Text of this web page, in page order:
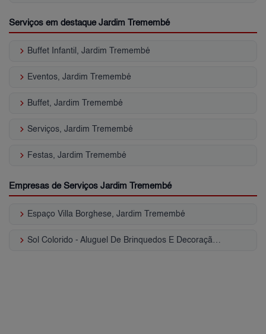
Serviços em destaque Jardim Tremembé
keyboard_arrow_right Buffet Infantil, Jardim Tremembé
keyboard_arrow_right Eventos, Jardim Tremembé
keyboard_arrow_right Buffet, Jardim Tremembé
keyboard_arrow_right Serviços, Jardim Tremembé
keyboard_arrow_right Festas, Jardim Tremembé
Empresas de Serviços Jardim Tremembé
keyboard_arrow_right Espaço Villa Borghese, Jardim Tremembé
keyboard_arrow_right Sol Colorido - Aluguel De Brinquedos E Decoração, Jardim Tremembé